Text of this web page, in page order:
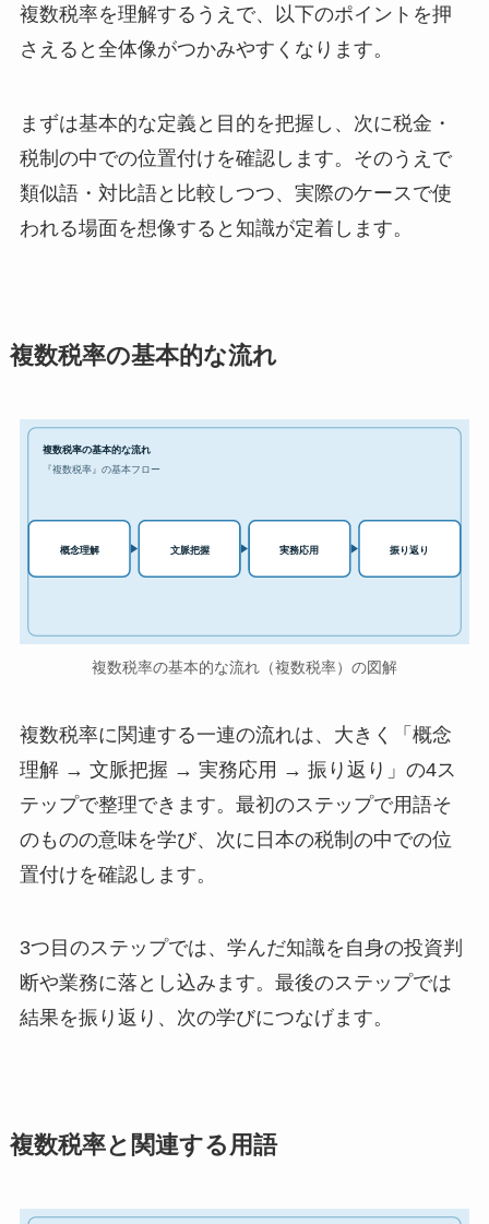
複数税率を理解するうえで、以下のポイントを押
さえると全体像がつかみやすくなります。
まずは基本的な定義と目的を把握し、次に税金・
税制の中での位置付けを確認します。そのうえで
類似語・対比語と比較しつつ、実際のケースで使
われる場面を想像すると知識が定着します。
複数税率の基本的な流れ
複数税率の基本的な流れ
『複数税率』の基本フロー
概念理解 文脈把握 実務応用 振り返り
複数税率の基本的な流れ（複数税率）の図解
複数税率に関連する一連の流れは、大きく「概念
理解 → 文脈把握 → 実務応用 → 振り返り」の4ス
テップで整理できます。最初のステップで用語そ
のものの意味を学び、次に日本の税制の中での位
置付けを確認します。
3つ目のステップでは、学んだ知識を自身の投資判
断や業務に落とし込みます。最後のステップでは
結果を振り返り、次の学びにつなげます。
複数税率と関連する用語